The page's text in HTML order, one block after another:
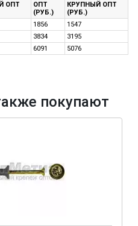
ОПТ
ОПТ
(РУБ.)
КРУПНЫЙ ОПТ
(РУБ.)
1856
1547
3834
3195
6091 5076
покупают